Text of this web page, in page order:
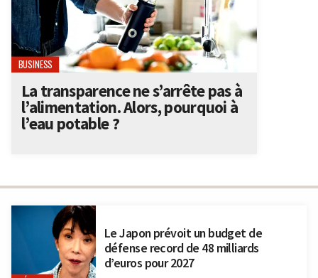
Le Japon prévoit un budget de
défense record de 48 milliards
d’euros pour 2027
BUSINESS
La transparence ne s’arrête pas à
l’alimentation. Alors, pourquoi à
l’eau potable ?